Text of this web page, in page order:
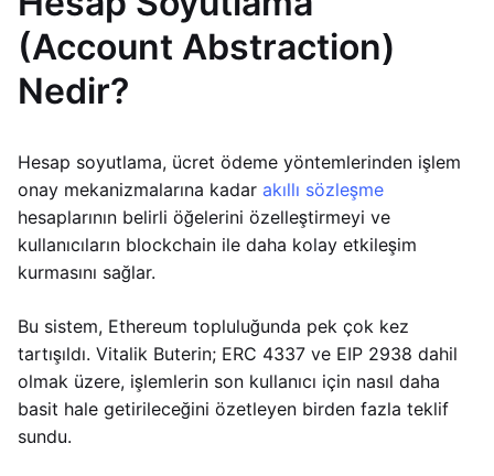
(Account Abstraction)
Nedir?
Hesap soyutlama, ücret ödeme yöntemlerinden işlem
onay mekanizmalarına kadar akıllı sözleşme
hesaplarının belirli öğelerini özelleştirmeyi ve
kullanıcıların blockchain ile daha kolay etkileşim
kurmasını sağlar.
Bu sistem, Ethereum topluluğunda pek çok kez
tartışıldı. Vitalik Buterin; ERC 4337 ve EIP 2938 dahil
olmak üzere, işlemlerin son kullanıcı için nasıl daha
basit hale getirileceğini özetleyen birden fazla teklif
sundu.